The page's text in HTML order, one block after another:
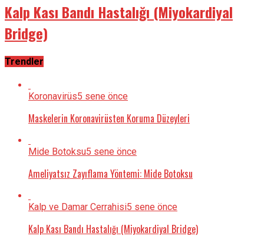
Kalp Kası Bandı Hastalığı (Miyokardiyal
Bridge)
Trendler
Koronavirüs5 sene önce
Maskelerin Koronavirüsten Koruma Düzeyleri
Mide Botoksu5 sene önce
Ameliyatsız Zayıflama Yöntemi: Mide Botoksu
Kalp ve Damar Cerrahisi5 sene önce
Kalp Kası Bandı Hastalığı (Miyokardiyal Bridge)